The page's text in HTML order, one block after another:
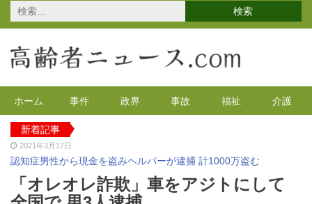
検
索:
ホーム 事件 政界 事故 福祉 介護
新着記事
2021年3月17日
認知症男性から現金を盗みヘルパーが逮捕 計1000万盗む
2021年2月4日
2020年の特殊詐欺が1万3千件 コロナで高齢者の被害が多発
「オレオレ詐欺」車をアジトにして